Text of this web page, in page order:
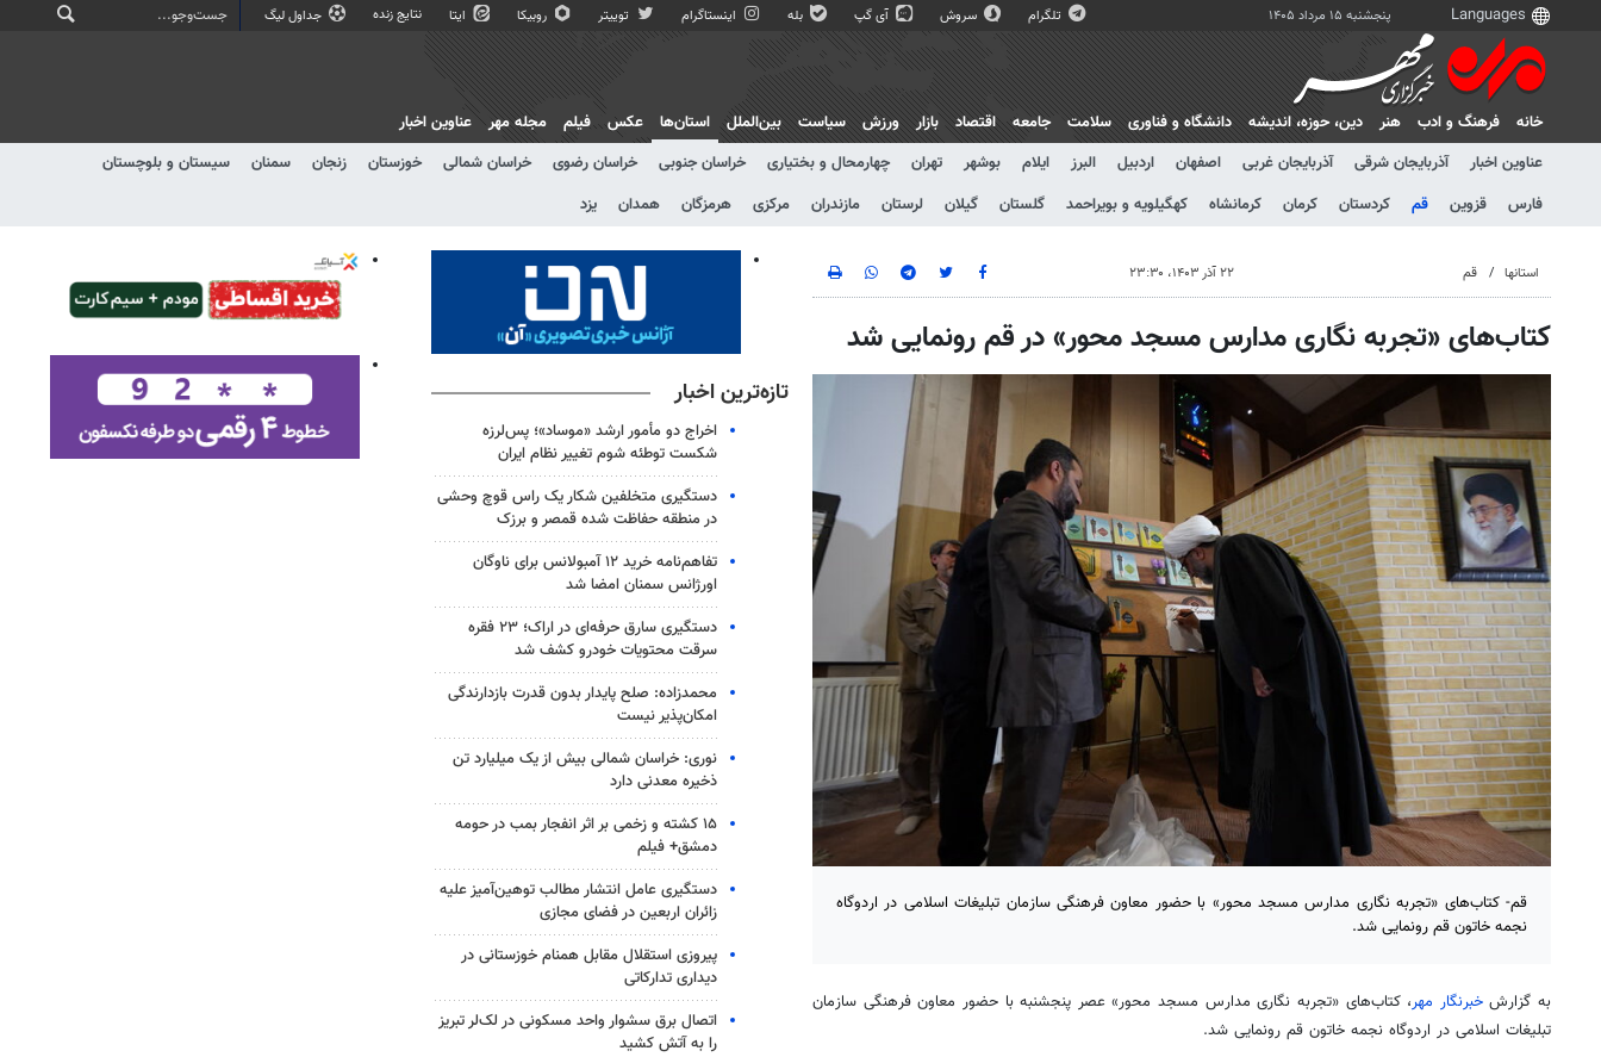
پنجشنبه ۱۵ مرداد ۱۴۰۵ تلگرام سروش آی گپ بله اینستاگرام توییتر روبیکا ایتا نتایج زنده جداول لیگ
خانه فرهنگ و ادب هنر دين، حوزه، انديشه دانشگاه و فناوری سلامت جامعه اقتصاد بازار ورزش سیاست بین‌الملل
استان‌ها
عناوین اخبار
آذربایجان شرقی آذربایجان غربی اصفهان اردبیل البرز ایلام بوشهر تهران چهارمحال و بختیاری خراسان جنوبی خراسان رضوی خراسان شمالی خوزستان زنجان سمنان
سیستان و بلوچستان
فارس
قزوین قم کردستان کرمان کرمانشاه کهگیلویه و بویراحمد گلستان گیلان لرستان مازندران مرکزی هرمزگان همدان یزد
عکس فیلم مجله مهر عناوین اخبار
استانها قم ۲۲ آذر ۱۴۰۳، ۲۳:۳۰
کتاب‌های «تجربه نگاری مدارس مسجد محور» در قم رونمایی شد
قم- کتاب‌های «تجربه نگاری مدارس مسجد محور» با حضور معاون فرهنگی سازمان تبلیغات اسلامی در اردوگاه
نجمه خاتون قم رونمایی شد.
به گزارشخبرنگار مهر، کتاب‌های «تجربه نگاری مدارس مسجد محور» عصر پنجشنبه با حضور معاون فرهنگی سازمان
تبلیغات اسلامی در اردوگاه نجمه خاتون قم رونمایی شد.
تازه‌ترین اخبار
اخراج دو مأمور ارشد «موساد»؛ پس‌لرزه
شکست توطئه شوم تغییر نظام ایران
دستگیری متخلفین شکار یک راس قوچ وحشی
در منطقه حفاظت شده قمصر و برزک
تفاهم‌نامه خرید ۱۲ آمبولانس برای ناوگان
اورژانس سمنان امضا شد
دستگیری سارق حرفه‌ای در اراک؛ ۲۳ فقره
سرقت محتویات خودرو کشف شد
محمدزاده: صلح پایدار بدون قدرت بازدارندگی
امکان‌پذیر نیست
نوری: خراسان شمالی بیش از یک میلیارد تن
ذخیره معدنی دارد
۱۵ کشته و زخمی بر اثر انفجار بمب در حومه
دمشق+ فیلم
دستگیری عامل انتشار مطالب توهین‌آمیز علیه
زائران اربعین در فضای مجازی
پیروزی استقلال مقابل همنام خوزستانی در
دیداری تدارکاتی
اتصال برق سشوار واحد مسکونی در لک‌لر تبریز
را به آتش کشید